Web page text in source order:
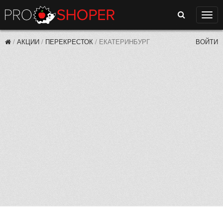
Поиск
/ АКЦИИ / ПЕРЕКРЕСТОК / ЕКАТЕРИНБУРГ ВОЙТИ